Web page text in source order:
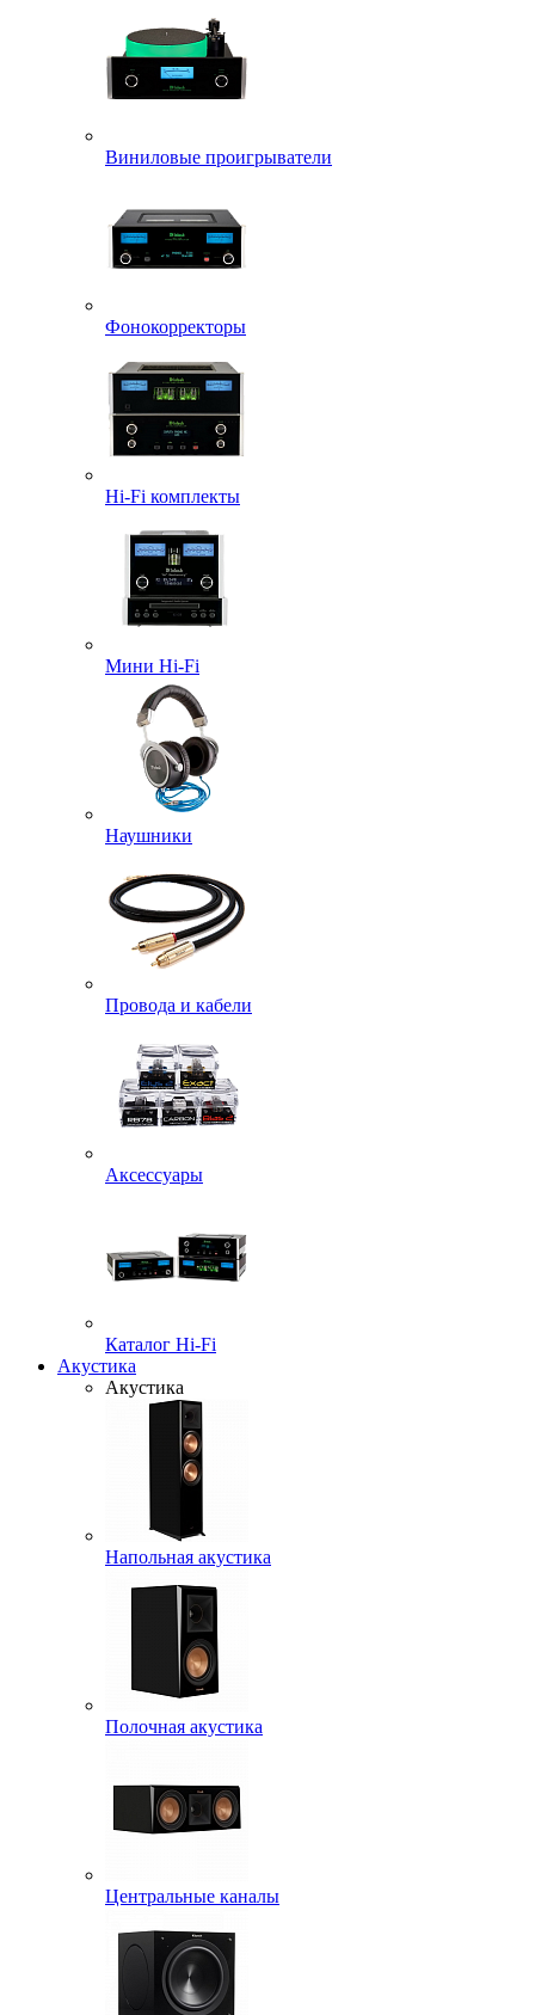
Виниловые проигрыватели
Фонокорректоры
Hi-Fi комплекты
Мини Hi-Fi
Наушники
Провода и кабели
Аксессуары
Каталог Hi-Fi
Акустика
Акустика
Напольная акустика
Полочная акустика
Центральные каналы